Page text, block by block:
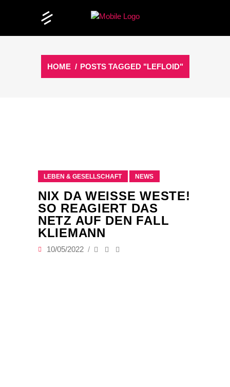
HOME / POSTS TAGGED "LEFLOID"
LEBEN & GESELLSCHAFT NEWS
NIX DA WEISSE WESTE! S
O REAGIERT DAS N
ETZ AUF DEN FALL K
LIEMANN
10/05/2022